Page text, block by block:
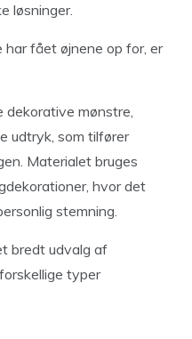
løsninger.
har fået øjnene op for, er
dekorative mønstre,
udtryk, som tilfører
Materialet bruges
hvor det
stemning.
bredt udvalg af
typer